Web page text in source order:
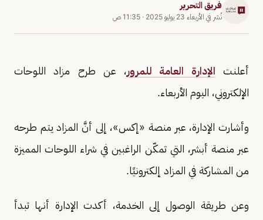
فريق التحرير
نُشر في الأربعاء 23 يوليو 2025 · 11:35 ص
أعلنت الإدارة العامة للمرور، عن طرح مزاد اللوحات
الإلكتروني، اليوم الأربعاء.
وأشارت الإدارة، عبر منصة «إكس»، إلى أنَّ المزاد يتم طرحه
عبر منصة أبشر، التي تمكّن الراغبين في شراء اللوحات المميزة
من المشاركة في المزاد إلكترونيًا.
وعن طريقة الوصول إلى الخدمة، أكدت الإدارة أنها تبدأ